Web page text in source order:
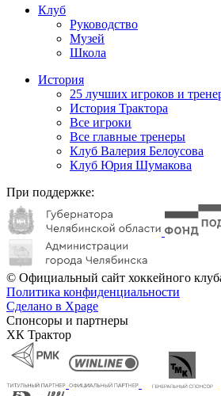
Клуб
Руководство
Музей
Школа
История
25 лучших игроков и
История Трактора
Все игроки
Все главные тренеры
Клуб Валерия Белоусова
Клуб Юрия Шумакова
При поддержке:
© Официальный сайт хоккейного
Политика конфиденциальности
Сделано в Xpage
Спонсоры и партнеры
ХК Трактор